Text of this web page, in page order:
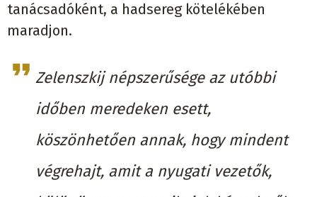
tanácsadóként, a hadsereg kötelékében
maradjon.
Zelenszkij népszerűsége az utóbbi
időben meredeken esett,
köszönhetően annak, hogy mindent
végrehajt, amit a nyugati vezetők,